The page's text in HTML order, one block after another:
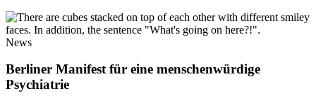
News
Berliner Manifest für eine menschenwürdige
Psychiatrie